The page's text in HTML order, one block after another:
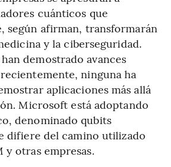
cuánticos que
según afirman, transformarán
y la ciberseguridad.
demostrado avances
ninguna ha
aplicaciones más allá
Microsoft está adoptando
denominado qubits
difiere del camino utilizado
y otras empresas.